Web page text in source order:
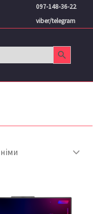
097-148-36-22
viber/telegram
Search Button